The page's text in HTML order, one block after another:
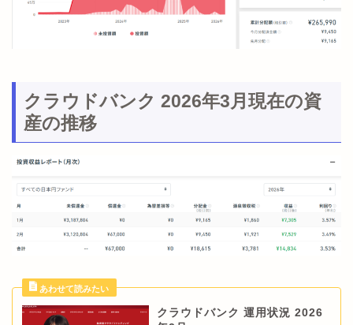
クラウドバンク 2026年3月現在の資
産の推移
クラウドバンク 運用状況 2026